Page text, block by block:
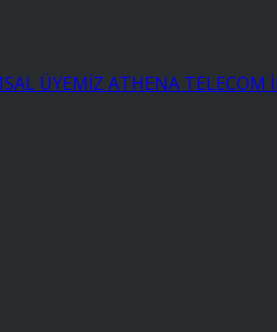
ÜYEMİZ ATHENA TELECOM